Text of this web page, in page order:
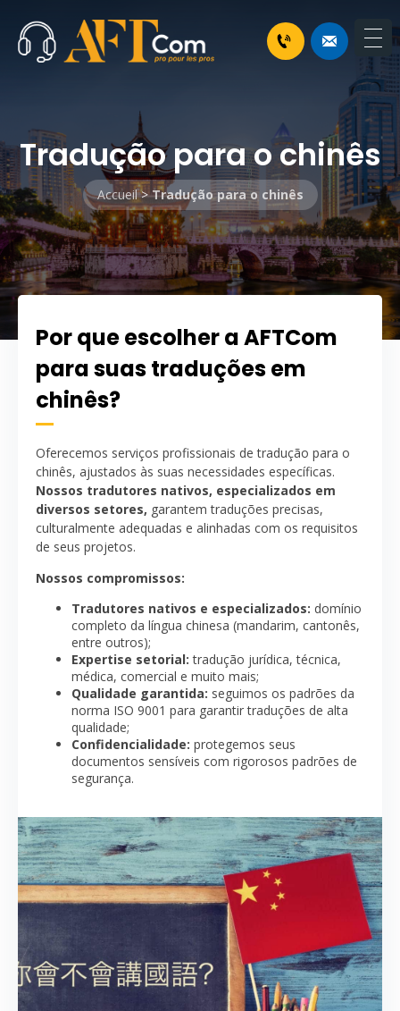
Tradução para o chinês
Accueil>Tradução para o chinês
Por que escolher a AFTCom
para suas traduções em
chinês?
Oferecemos serviços profissionais de tradução para o
chinês, ajustados às suas necessidades específicas.
Nossos tradutores nativos, especializados em
diversos setores, garantem traduções precisas,
culturalmente adequadas e alinhadas com os requisitos
de seus projetos.
Nossos compromissos:
Tradutores nativos e especializados: domínio
completo da língua chinesa (mandarim, cantonês,
entre outros);
Expertise setorial: tradução jurídica, técnica,
médica, comercial e muito mais;
Qualidade garantida: seguimos os padrões da
norma ISO 9001 para garantir traduções de alta
qualidade;
Confidencialidade: protegemos seus
documentos sensíveis com rigorosos padrões de
segurança.